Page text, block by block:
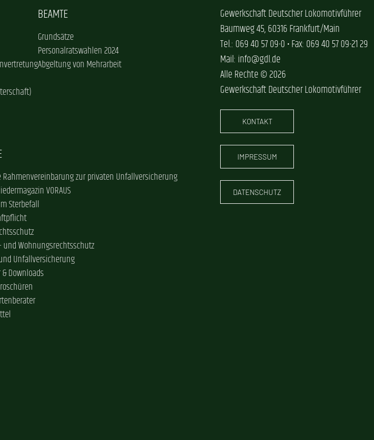
BEAMTE
Grundsätze
Personalratswahlen 2024
Abgeltung von Mehrarbeit
Rahmenvereinbarung zur privaten Unfallversicherung
VORAUS
Sterbefall
und Wohnungsrechtsschutz
Unfallversicherung
Downloads
Gewerkschaft Deutscher Lokomotivführer
Baumweg 45, 60316 Frankfurt/Main
Tel.: 069 40 57 09-0 • Fax: 069 40 57 09-21 29
Mail: info@gdl.de
Alle Rechte © 2026
Gewerkschaft Deutscher Lokomotivführer
KONTAKT
IMPRESSUM
DATENSCHUTZ